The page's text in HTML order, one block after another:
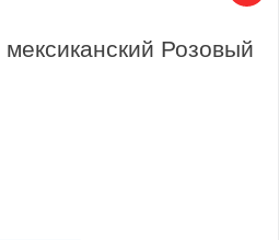
Розовый